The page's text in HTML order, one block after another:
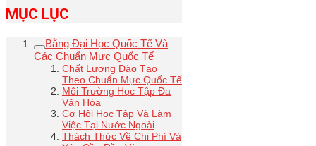
MỤC LỤC
Bằng Đại Học Quốc Tế Và
Các Chuẩn Mực Quốc Tế
Chất Lượng Đào Tạo
Theo Chuẩn Mực Quốc Tế
Môi Trường Học Tập Đa
Văn Hóa
Cơ Hội Học Tập Và Làm
Việc Tại Nước Ngoài
Thách Thức Về Chi Phí Và